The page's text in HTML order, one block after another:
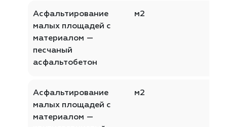
Асфальтирование
малых площадей с
материалом —
песчаный
асфальтобетон
м2
Асфальтирование
малых площадей с
материалом —
м2